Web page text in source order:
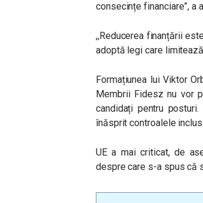
consecințe financiare”, a
,,Reducerea finanțării
adoptă legi care
Formațiunea lui Viktor
Membrii Fidesz nu vor
candidați pentru
înăsprit controalele
UE a mai criticat, de
despre care s-a spus că